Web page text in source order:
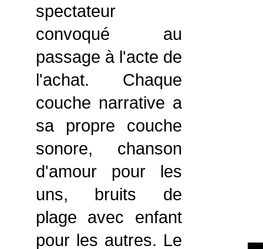
spectateur
convoqué au
passage à l'acte de
l'achat. Chaque
couche narrative a
sa propre couche
sonore, chanson
d'amour pour les
uns, bruits de
plage avec enfant
pour les autres. Le